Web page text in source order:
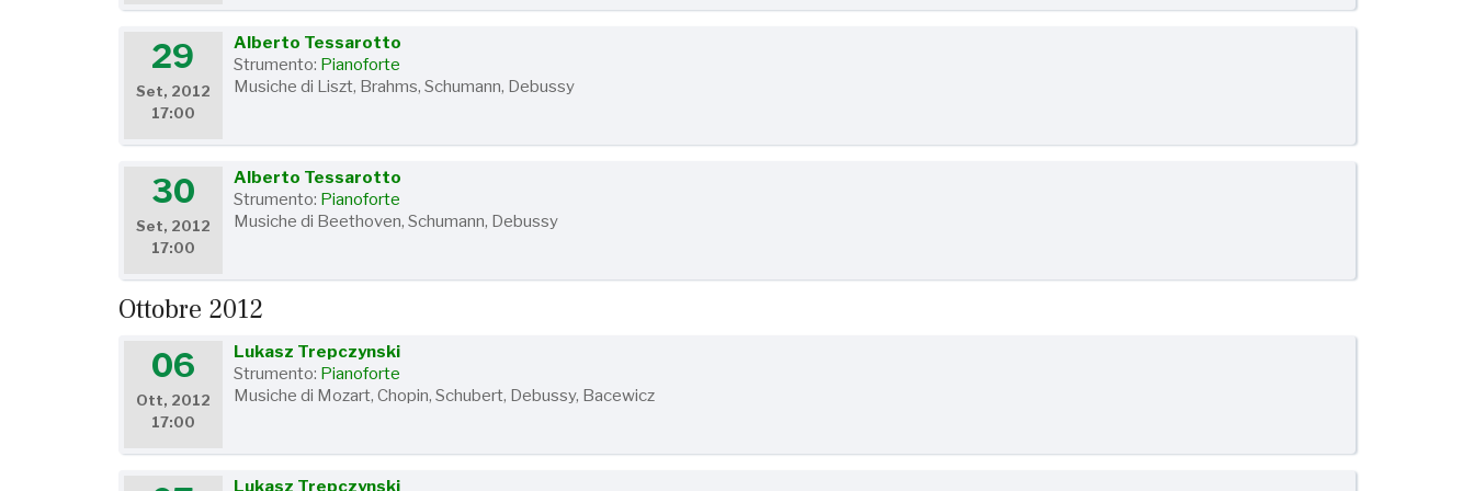
29
Set, 2012
17:00
Alberto Tessarotto
Strumento: Pianoforte
Musiche di Liszt, Brahms, Schumann, Debussy
30
Set, 2012
17:00
Alberto Tessarotto
Strumento: Pianoforte
Musiche di Beethoven, Schumann, Debussy
Ottobre 2012
06
Ott, 2012
17:00
Lukasz Trepczynski
Strumento: Pianoforte
Musiche di Mozart, Chopin, Schubert, Debussy, Bacewicz
Lukasz Trepczynski